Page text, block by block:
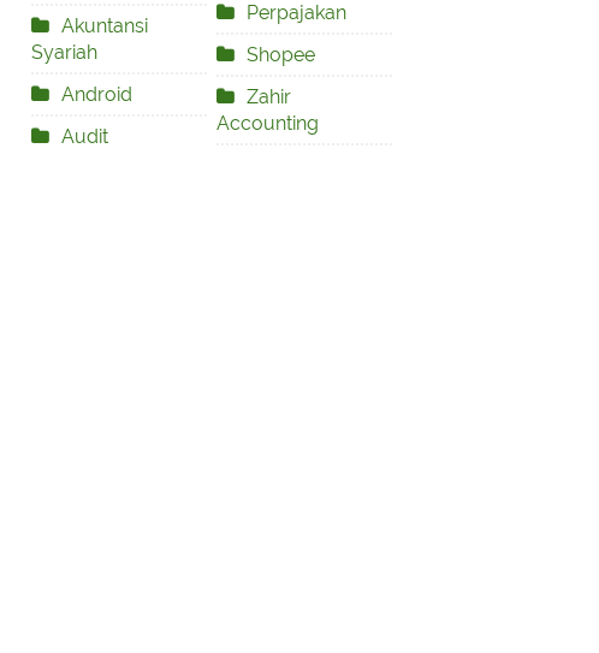
Akuntansi
Syariah
Android
Audit
Perpajakan
Shopee
Zahir
Accounting